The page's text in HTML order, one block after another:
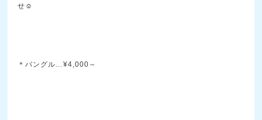
せ☺️
＊バングル…¥4,000～